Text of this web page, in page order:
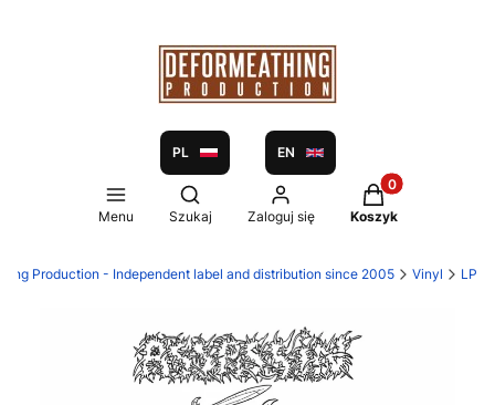
PL EN
Menu
Otwórz wyszukiwarkę
Szukaj Zaloguj się
Produkty w
Koszyk
Production - Independent label and distribution since 2005 Vinyl LP